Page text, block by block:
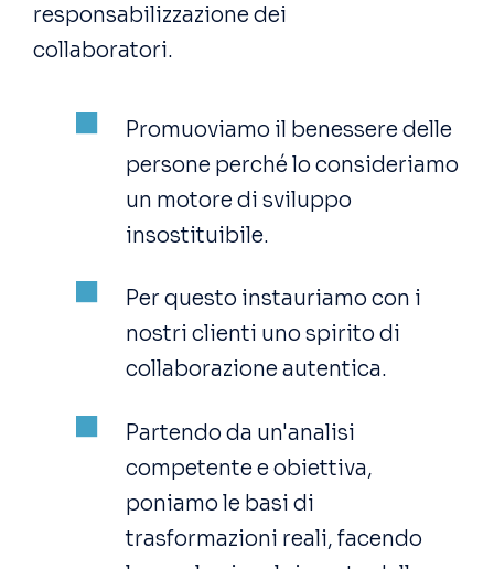
responsabilizzazione dei
collaboratori.
Promuoviamo il benessere delle
persone perché lo consideriamo
un motore di sviluppo
insostituibile.
Per questo instauriamo con i
nostri clienti uno spirito di
collaborazione autentica.
Partendo da un'analisi
competente e obiettiva,
poniamo le basi di
trasformazioni reali, facendo